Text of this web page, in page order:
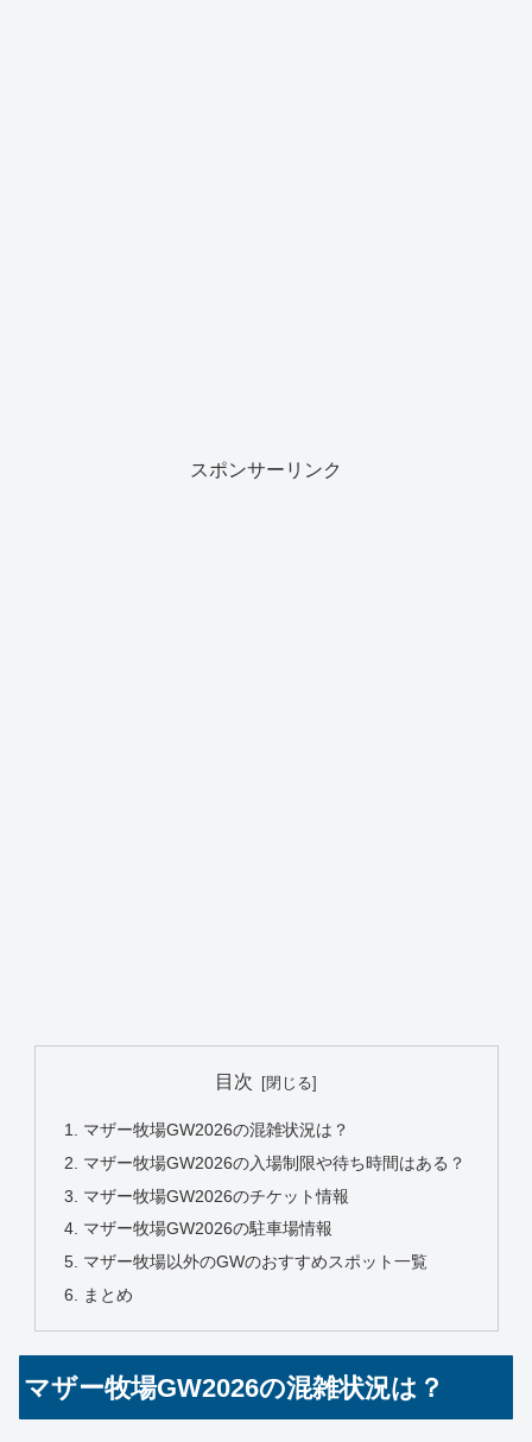
スポンサーリンク
目次
マザー牧場GW2026の混雑状況は？
マザー牧場GW2026の入場制限や待ち時間はある？
マザー牧場GW2026のチケット情報
マザー牧場GW2026の駐車場情報
マザー牧場以外のGWのおすすめスポット一覧
まとめ
マザー牧場GW2026の混雑状況は？